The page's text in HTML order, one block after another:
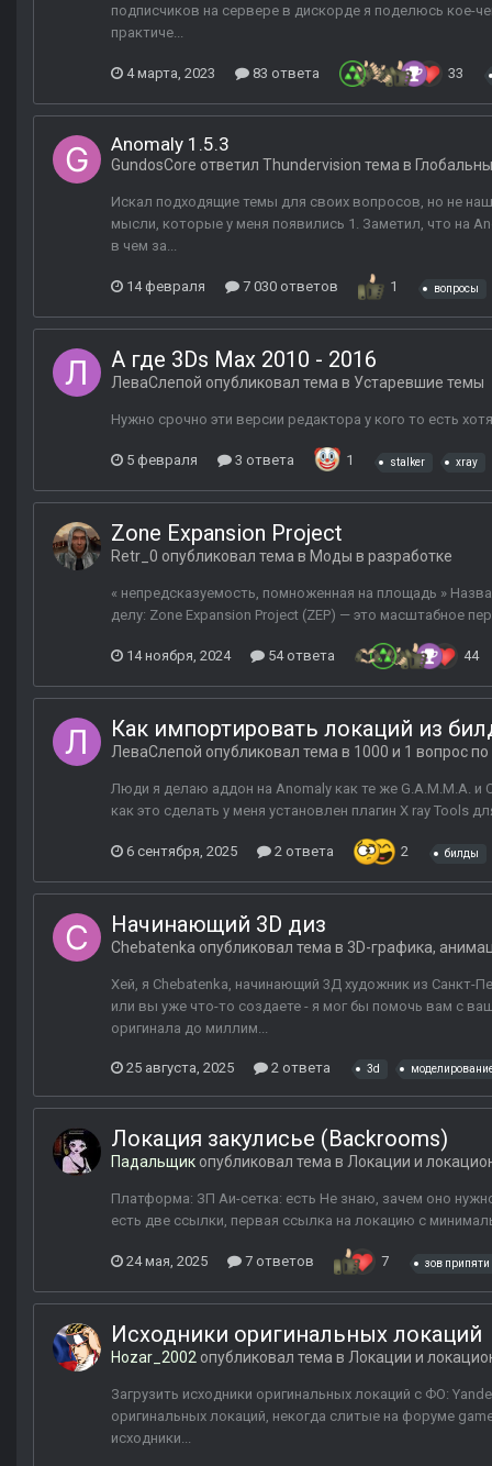
подписчиков на сервере в дискорде я поделюсь кое-
практиче...
4 марта, 2023 83 ответа 33
Anomaly 1.5.3
GundosCore ответил Thundervision тема в
Искал подходящие темы для своих вопросов, но не
мысли, которые у меня появились 1. Заметил, что на
в чем за...
14 февраля 7 030 ответов 1 вопросы
А где 3Ds Max 2010 - 2016
ЛеваСлепой опубликовал тема в Устаревшие темы
Нужно срочно эти версии редактора у кого то есть
5 февраля 3 ответа 1 stalker xray
Zone Expansion Project
Retr_0 опубликовал тема в Моды в разработке
« непредсказуемость, помноженная на площадь »
делу: Zone Expansion Project (ZEP) — это масштабное
14 ноября, 2024 54 ответа 44
Как импортировать локаций из
ЛеваСлепой опубликовал тема в 1000 и 1 вопрос
Люди я делаю аддон на Anomaly как те же G.A.M.M.A. и
как это сделать у меня установлен плагин X ray Tools
6 сентября, 2025 2 ответа 2 билды
Начинающий 3D диз
Chebatenka опубликовал тема в 3D-графика,
Хей, я Chebatenka, начинающий 3Д художник из Санкт-
или вы уже что-то создаете - я мог бы помочь вам с
оригинала до миллим...
25 августа, 2025 2 ответа 3d
Локация закулисье (Backrooms)
Падальщик опубликовал тема в Локации и
Платформа: ЗП Аи-сетка: есть Не знаю, зачем оно
есть две ссылки, первая ссылка на локацию с
24 мая, 2025 7 ответов 7 зов припяти
Исходники оригинальных локаций
Hozar_2002 опубликовал тема в Локации и
Загрузить исходники оригинальных локаций с ФО:
оригинальных локаций, некогда слитые на форуме
исходники...